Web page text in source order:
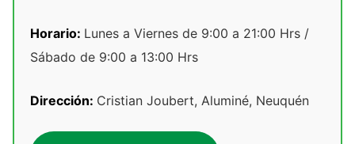
Horario: Lunes a Viernes de 9:00 a 21:00 Hrs /
Sábado de 9:00 a 13:00 Hrs
Dirección: Cristian Joubert, Aluminé, Neuquén